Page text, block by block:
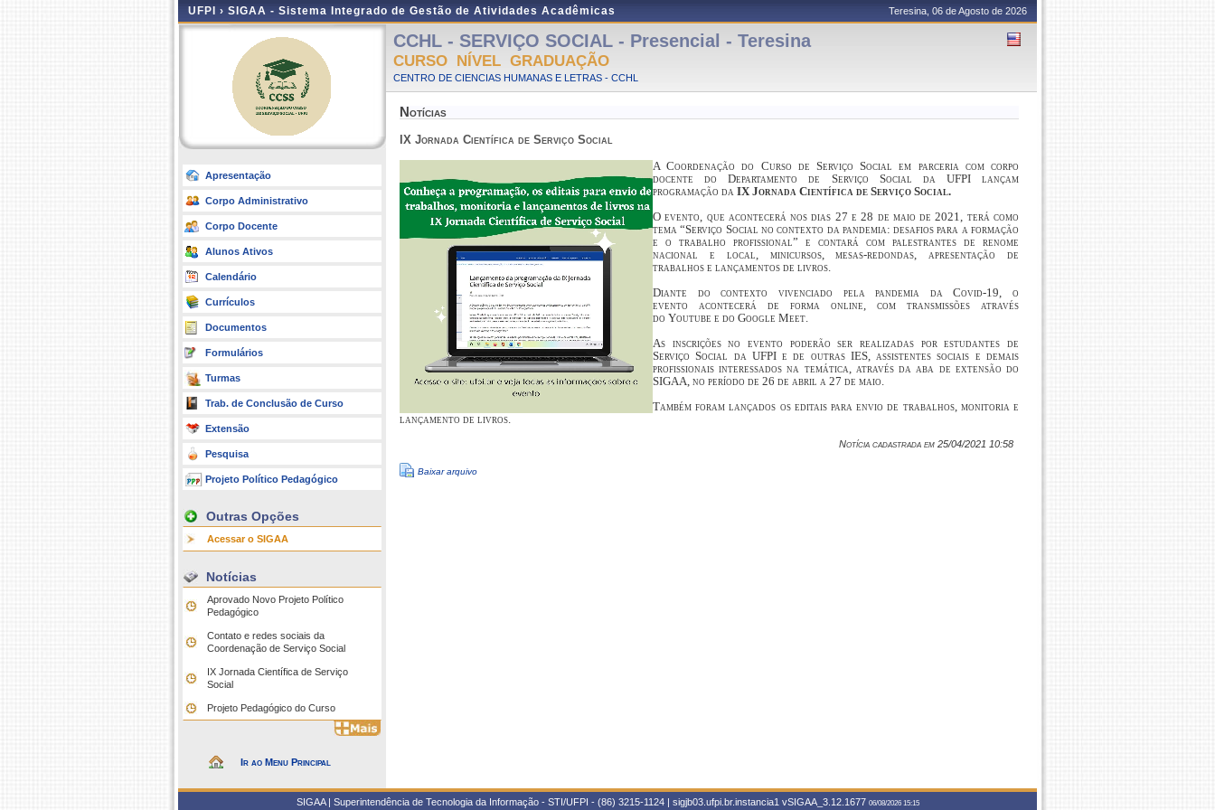
UFPI › SIGAA - Sistema Integrado de Gestão de Atividades Acadêmicas Teresina, 06 de Agosto de 2026
Apresentação
Corpo Administrativo
Corpo Docente
Alunos Ativos
Calendário
Currículos
Documentos
Formulários
Turmas
Trab. de Conclusão de Curso
Extensão
Pesquisa
Projeto Político Pedagógico
Outras Opções
Acessar o SIGAA
Notícias
Aprovado Novo Projeto Político
Pedagógico
Contato e redes sociais da
Coordenação de Serviço Social
IX Jornada Científica de Serviço
Social
Projeto Pedagógico do Curso
Ir ao Menu Principal
CCHL - SERVIÇO SOCIAL - Presencial - Teresina
CURSO NÍVEL GRADUAÇÃO
CENTRO DE CIENCIAS HUMANAS E LETRAS - CCHL
Notícias
IX Jornada Científica de Serviço Social
A Coordenação do Curso de Serviço Social em parceria com corpo
docente do Departamento de Serviço Social da UFPI lançam
programação da IX Jornada Científica de Serviço Social.
O evento, que acontecerá nos dias 27 e 28 de maio de 2021, terá como
tema “Serviço Social no contexto da pandemia: desafios para a formação
e o trabalho profissional” e contará com palestrantes de renome
nacional e local, minicursos, mesas-redondas, apresentação de
trabalhos e lançamentos de livros.
Diante do contexto vivenciado pela pandemia da Covid-19, o
evento acontecerá de forma online, com transmissões através
do Youtube e do Google Meet.
As inscrições no evento poderão ser realizadas por estudantes de
Serviço Social da UFPI e de outras IES, assistentes sociais e demais
profissionais interessados na temática, através da aba de extensão do
SIGAA, no período de 26 de abril a 27 de maio.
Também foram lançados os editais para envio de trabalhos, monitoria e
lançamento de livros.
Notícia cadastrada em 25/04/2021 10:58
Baixar arquivo
SIGAA | Superintendência de Tecnologia da Informação - STI/UFPI - (86) 3215-1124 | sigjb03.ufpi.br.instancia1 vSIGAA_3.12.1677 06/08/2026 15:15